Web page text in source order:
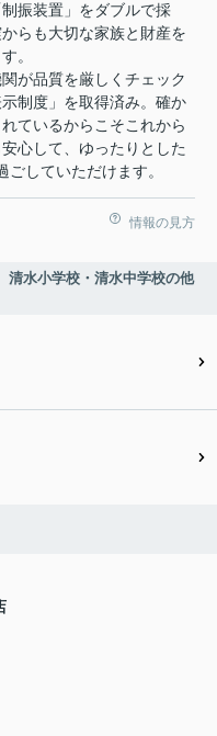
振装置」をダブルで採
らも大切な家族と財産を
。
が品質を厳しくチェック
制度」を取得済み。確か
ているからこそこれから
心して、ゆったりとした
ごしていただけます。
情報の見方
水小学校・清水中学校の他